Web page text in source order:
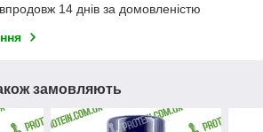
14 днів за домовленістю
замовляють